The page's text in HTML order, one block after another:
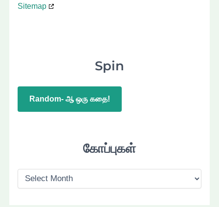
Sitemap
Spin
Random- ஆ ஒரு கதை!
கோப்புகள்
கோ
ப்